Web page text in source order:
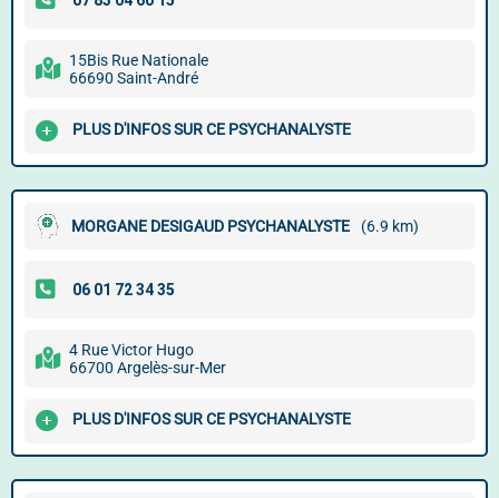
15Bis Rue Nationale
66690 Saint-André
PLUS D'INFOS SUR CE PSYCHANALYSTE
MORGANE DESIGAUD PSYCHANALYSTE (6.9 km)
4 Rue Victor Hugo
66700 Argelès-sur-Mer
PLUS D'INFOS SUR CE PSYCHANALYSTE